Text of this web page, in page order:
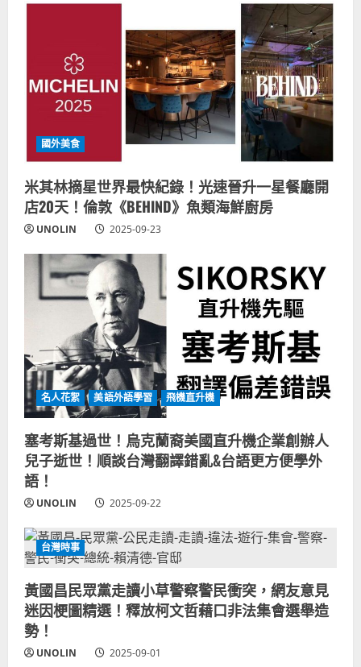
國外美食
米其林摘星世界最快紀錄！光速晉升一星餐廳開
店20天！倫敦《BEHIND》魚類海鮮廚房
UNOLIN 2025-09-23
名人花絮 美語外語學習 飛機直升機
塞考斯基過世！烏克蘭裔美國直升機企業創辦人
兒子逝世！順談台灣翻譯錯亂&台語更方便學外
語！
UNOLIN 2025-09-22
台灣時事
黃國昌民眾黨走讀小草警察警民衝突，網友意見
迷因梗圖精選！釋放柯文哲藉口非法集會選舉造
勢！
UNOLIN 2025-09-01